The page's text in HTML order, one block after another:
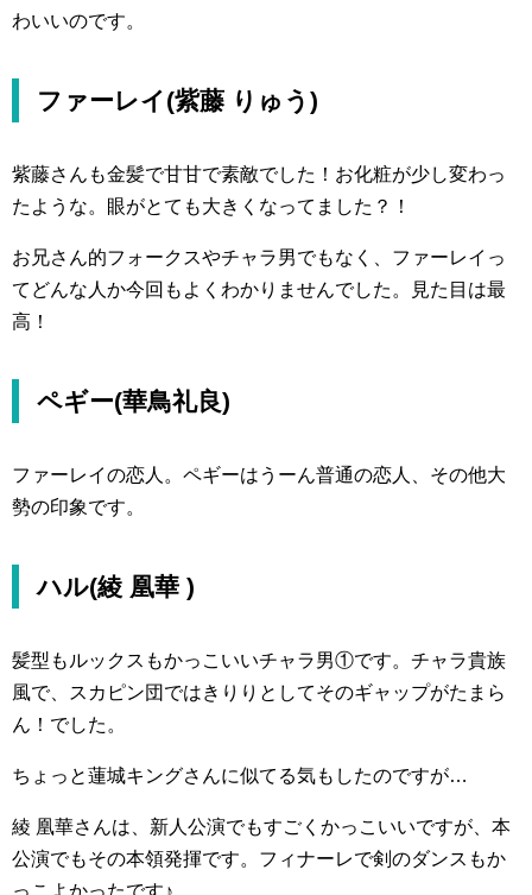
わいいのです。
ファーレイ(紫藤 りゅう)
紫藤さんも金髪で甘甘で素敵でした！お化粧が少し変わっ
たような。眼がとても大きくなってました？！
お兄さん的フォークスやチャラ男でもなく、ファーレイっ
てどんな人か今回もよくわかりませんでした。見た目は最
高！
ペギー(華鳥礼良)
ファーレイの恋人。ペギーはうーん普通の恋人、その他大
勢の印象です。
ハル(綾 凰華 )
髪型もルックスもかっこいいチャラ男①です。チャラ貴族
風で、スカピン団ではきりりとしてそのギャップがたまら
ん！でした。
ちょっと蓮城キングさんに似てる気もしたのですが…
綾 凰華さんは、新人公演でもすごくかっこいいですが、本
公演でもその本領発揮です。フィナーレで剣のダンスもか
っこよかったです♪